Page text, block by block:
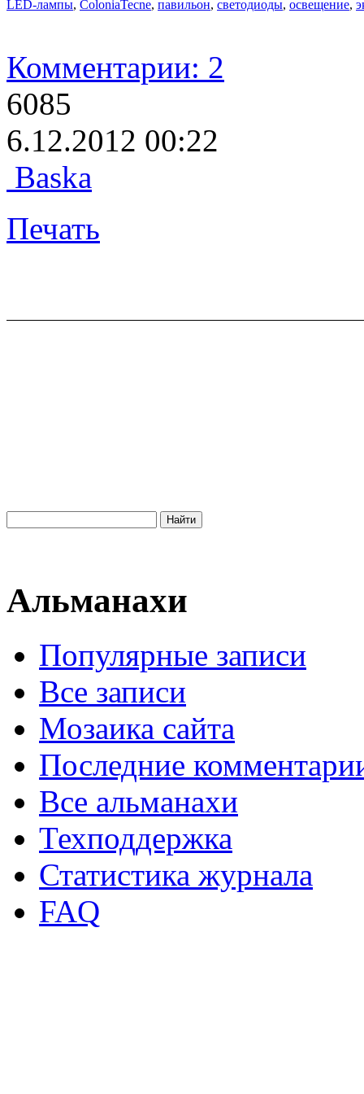
LED-лампы, ColoniaTecne, павильон, светодиоды, освещение,
Комментарии: 2
6085
6.12.2012 00:22
Baska
Печать
Альманахи
Популярные записи
Все записи
Мозаика сайта
Последние
Все альманахи
Техподдержка
Статистика журнала
FAQ